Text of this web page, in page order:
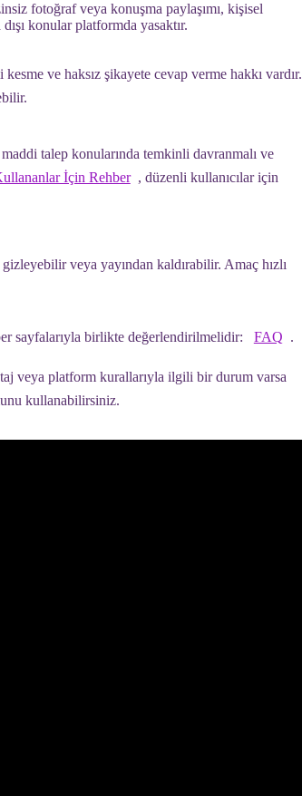
fotoğraf veya konuşma paylaşımı, kişisel
konular platformda yasaktır.
ve haksız şikayete cevap verme hakkı vardır.
talep konularında temkinli davranmalı ve
İçin Rehber , düzenli kullanıcılar için
veya yayından kaldırabilir. Amaç hızlı
sayfalarıyla birlikte değerlendirilmelidir:
FAQ .
veya platform kurallarıyla ilgili bir durum varsa
kullanabilirsiniz.